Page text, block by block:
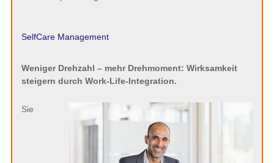
SelfCare Management
Weniger Drehzahl – mehr Drehmoment: Wirksamkeit
steigern durch Work-Life-Integration.
Sie